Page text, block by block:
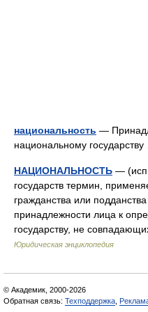
национальность —
национальному
НАЦИОНАЛЬНОСТЬ —
государств термин,
гражданства или
принадлежности лица к
государству, не
Юридическая энциклопедия
© Академик, 2000-2026
Обратная связь: Техподдержка